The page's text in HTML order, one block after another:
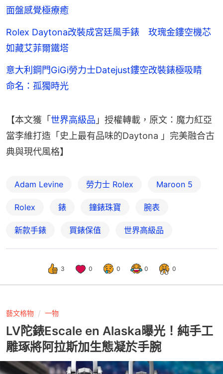
面盤感覺極療癒
Rolex Daytona改裝成宮廷風手錶 玫瑰金鏤空機芯
如藏艾菲爾鐵塔
意大利鋼門GiGi勞力士Datejust鏤空改裝錶極吸睛
命名：孤獨時光
【本文獲「世界高級品 」授權轉載，原文：魔力紅亞
當李維打造「史上最有品味的Daytona 」完美融合古
典與現代風格】
Adam Levine 勞力士 Rolex Maroon 5
Rolex 錶 鐘錶珠寶 腕表
新款手錶 買錶保值 世界高級品
3 0 0 0 0
藝文格物 一物
LV陀錶Escale en Alaska曝光！純手工
雕琢將阿拉斯加生態凝於手腕